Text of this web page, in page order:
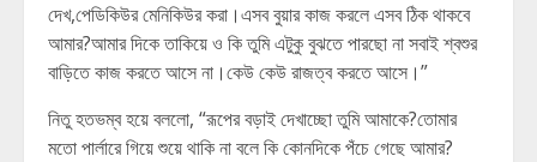
দেখ,পেডিকিউর মেনিকিউর করা।এসব বুয়ার কাজ করলে এসব ঠিক থাকবে
আমার?আমার দিকে তাকিয়ে ও কি তুমি এটুকু বুঝতে পারছো না সবাই শ্বশুর
বাড়িতে কাজ করতে আসে না।কেউ কেউ রাজত্ব করতে আসে।”
নিতু হতভম্ব হয়ে বললো, “রূপের বড়াই দেখাচ্ছো তুমি আমাকে?তোমার
মতো পার্লারে গিয়ে শুয়ে থাকি না বলে কি কোনদিকে পঁচে গেছে আমার?